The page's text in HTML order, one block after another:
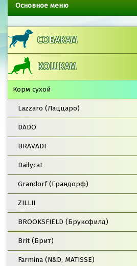
Основное меню
СОБАКАМ
КОШКАМ
Корм сухой
Lazzaro (Лаццаро)
DADO
BRAVADI
Dailycat
Grandorf (Грандорф)
ZILLII
BROOKSFIELD (Бруксфилд)
Brit (Брит)
Farmina (N&D, MATISSE)